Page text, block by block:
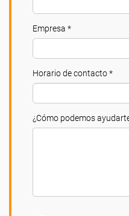
Empresa *
Horario de contacto *
¿Cómo podemos